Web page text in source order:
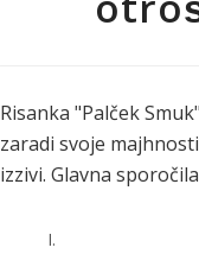
Risanka "Palček
zaradi svoje
izzivi. Glavna